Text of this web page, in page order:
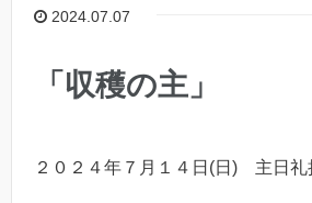
2024.07.07
「収穫の主」
２０２４年７月１４日(日) 主日礼